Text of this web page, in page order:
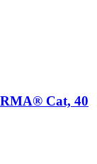
Cat, 40